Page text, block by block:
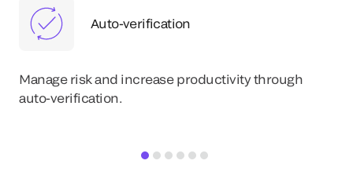
Auto-verification
Manage risk and increase productivity through
auto-verification.